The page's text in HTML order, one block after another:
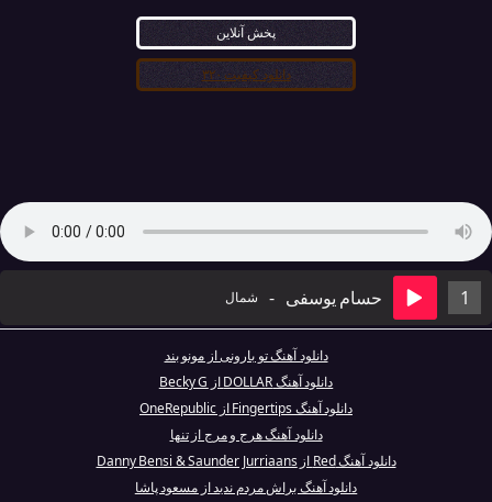
پخش آنلاین
دانلود کیفیت ۳۲۰
1 حسام یوسفی - شمال
دانلود آهنگ تو بارونی از مونو بند
دانلود آهنگ DOLLAR از Becky G
دانلود آهنگ Fingertips از OneRepublic
دانلود آهنگ هرج و مرج از تنها
دانلود آهنگ Red از Danny Bensi & Saunder Jurriaans
دانلود آهنگ براش مردم ندید از مسعود پاشا